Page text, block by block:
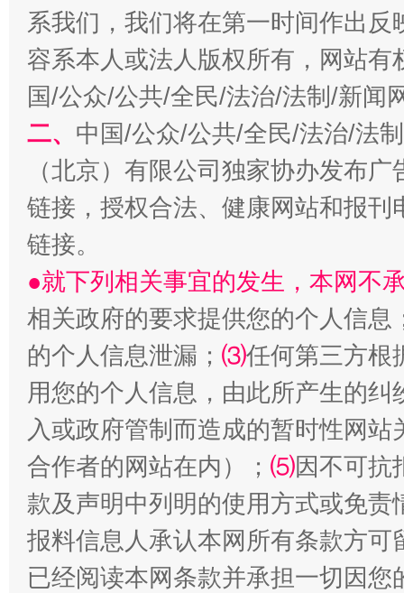
习近平的博鳌关键词
魏明
“刷贴”乱象丛生
生
揭批美国五大"原罪" "炒
系我们，我们将在第一时间作出
容系本人或法人版权所有，网站
国/公众/公共/全民/法治/法制/新闻
二、 中国/公众/公共/全民/法治/法
（北京）有限公司独家协办发布
链接，授权合法、健康网站和报
链接。
●就下列相关事宜的发生，本网不
相关政府的要求提供您的个人信息
的个人信息泄漏； ⑶任何第三方根
用您的个人信息，由此所产生的纠
入或政府管制而造成的暂时性网
合作者的网站在内）； ⑸因不可抗
款及声明中列明的使用方式或免责
报料信息人承认本网所有条款方
已经阅读本网条款并承担一切因